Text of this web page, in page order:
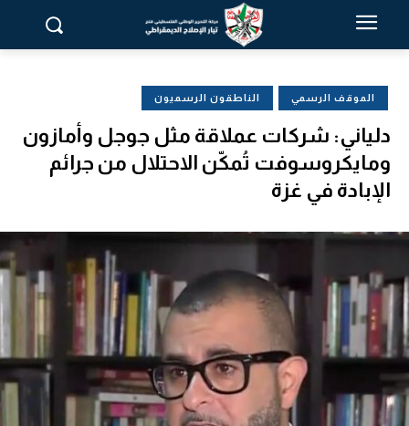
الموقف الرسمي الناطقون الرسميون
دلياني: شركات عملاقة مثل جوجل وأمازون
ومايكروسوفت تُمكّن الاحتلال من جرائم
الإبادة في غزة